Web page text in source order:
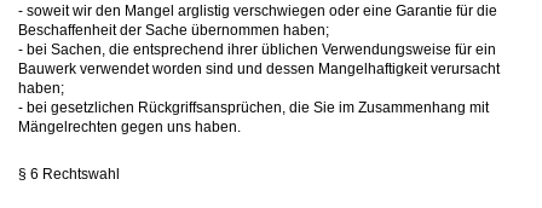
- soweit wir den Mangel arglistig verschwiegen oder eine Garantie für die
Beschaffenheit der Sache übernommen haben;
- bei Sachen, die entsprechend ihrer üblichen Verwendungsweise für ein
Bauwerk verwendet worden sind und dessen Mangelhaftigkeit verursacht
haben;
- bei gesetzlichen Rückgriffsansprüchen, die Sie im Zusammenhang mit
Mängelrechten gegen uns haben.
§ 6 Rechtswahl